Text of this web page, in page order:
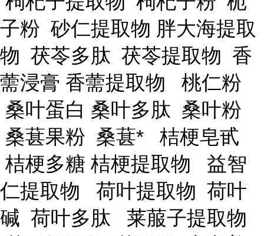
子粉 砂仁提取物 胖大海提取
物 茯苓多肽 茯苓提取物 香
薷浸膏 香薷提取物 桃仁粉
桑叶蛋白 桑叶多肽 桑叶粉
桑葚果粉 桑葚* 桔梗皂甙
桔梗多糖 桔梗提取物 益智
仁提取物 荷叶提取物 荷叶
碱 荷叶多肽 莱菔子提取物